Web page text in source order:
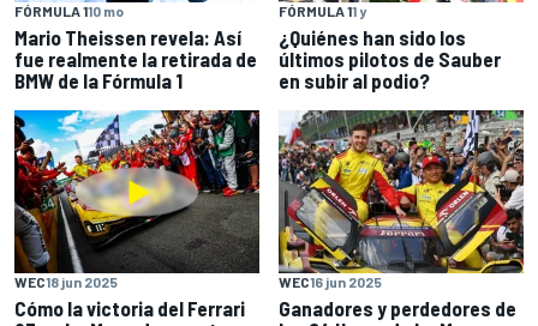
FÓRMULA 110 mo
Mario Theissen revela: Así
fue realmente la retirada de
BMW de la Fórmula 1
FÓRMULA 11 y
¿Quiénes han sido los
últimos pilotos de Sauber
en subir al podio?
WEC18 jun 2025
Cómo la victoria del Ferrari
WEC16 jun 2025
Ganadores y perdedores de